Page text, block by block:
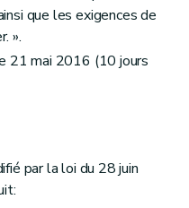
que les exigences de
».
21 mai 2016 (10 jours
par la loi du 28 juin